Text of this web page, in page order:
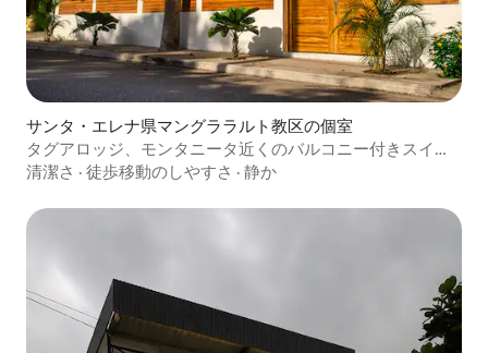
サンタ・エレナ県マングララルト教区の個室
タグアロッジ、モンタニータ近くのバルコニー付きスイー
ト
清潔さ · 徒歩移動のしやすさ · 静か